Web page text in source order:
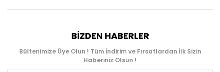
BIZDEN HABERLER
Bültenimize Üye Olun ! Tüm İndirim ve Fırsatlardan İlk Sizin
Haberiniz Olsun !